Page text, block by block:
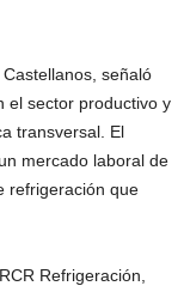
señaló
el sector productivo y
transversal. El
mercado laboral de
refrigeración que
Refrigeración,